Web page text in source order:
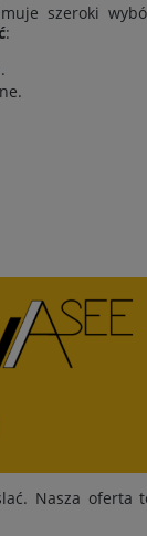
szeroki
:
Nasza oferta